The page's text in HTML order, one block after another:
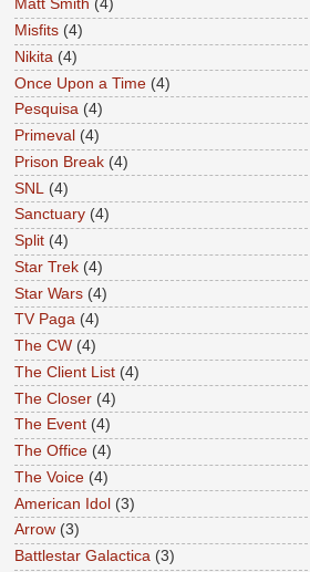
Matt Smith (4)
Misfits (4)
Nikita (4)
Once Upon a Time (4)
Pesquisa (4)
Primeval (4)
Prison Break (4)
SNL
(4)
Sanctuary (4)
Split (4)
Star Trek (4)
Star Wars (4)
TV Paga (4)
The CW (4)
The Client List (4)
The Closer (4)
The Event (4)
The Office (4)
The Voice (4)
American Idol (3)
Arrow (3)
Battlestar Galactica (3)